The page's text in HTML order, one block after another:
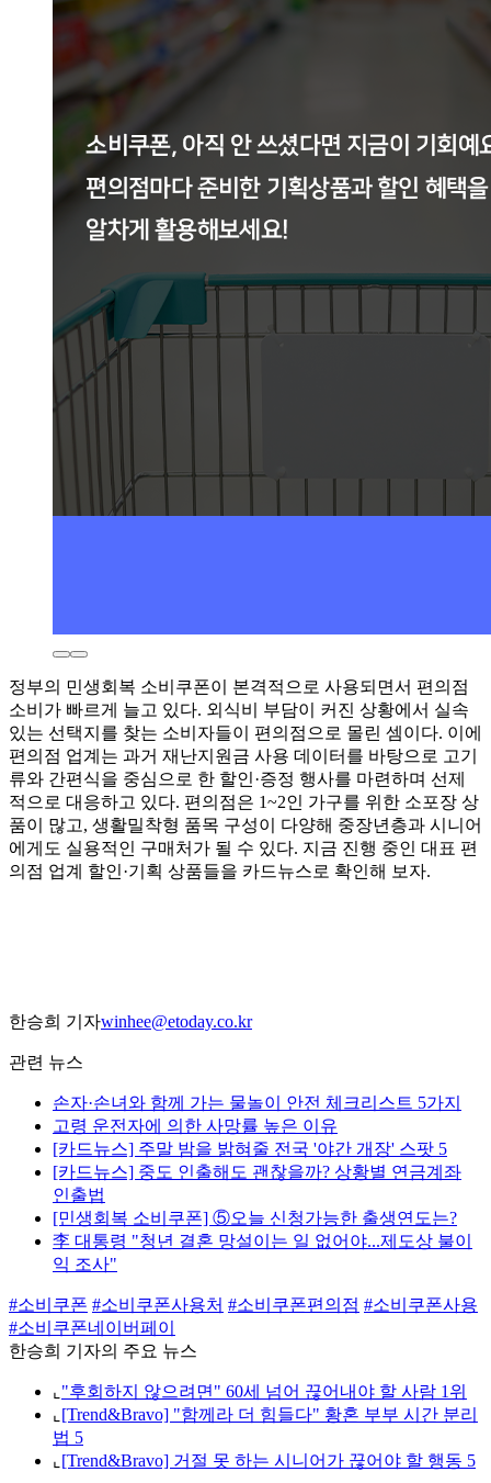
정부의 민생회복 소비쿠폰이 본격적으로 사용되면서 편의점
소비가 빠르게 늘고 있다. 외식비 부담이 커진 상황에서 실속
있는 선택지를 찾는 소비자들이 편의점으로 몰린 셈이다. 이에
편의점 업계는 과거 재난지원금 사용 데이터를 바탕으로 고기
류와 간편식을 중심으로 한 할인·증정 행사를 마련하며 선제
적으로 대응하고 있다. 편의점은 1~2인 가구를 위한 소포장 상
품이 많고, 생활밀착형 품목 구성이 다양해 중장년층과 시니어
에게도 실용적인 구매처가 될 수 있다. 지금 진행 중인 대표 편
의점 업계 할인·기획 상품들을 카드뉴스로 확인해 보자.
한승희 기자winhee@etoday.co.kr
관련 뉴스
손자·손녀와 함께 가는 물놀이 안전 체크리스트 5가지
고령 운전자에 의한 사망률 높은 이유
[카드뉴스] 주말 밤을 밝혀줄 전국 '야간 개장' 스팟 5
[카드뉴스] 중도 인출해도 괜찮을까? 상황별 연금계좌
인출법
[민생회복 소비쿠폰] ⑤오늘 신청가능한 출생연도는?
李 대통령 "청년 결혼 망설이는 일 없어야...제도상 불이
익 조사"
#소비쿠폰 #소비쿠폰사용처 #소비쿠폰편의점 #소비쿠폰사용
#소비쿠폰네이버페이
한승희 기자의 주요 뉴스
⌞ "후회하지 않으려면" 60세 넘어 끊어내야 할 사람 1위
⌞ [Trend&Bravo] "함께라 더 힘들다" 황혼 부부 시간 분리
법 5
⌞ [Trend&Bravo] 거절 못 하는 시니어가 끊어야 할 행동 5